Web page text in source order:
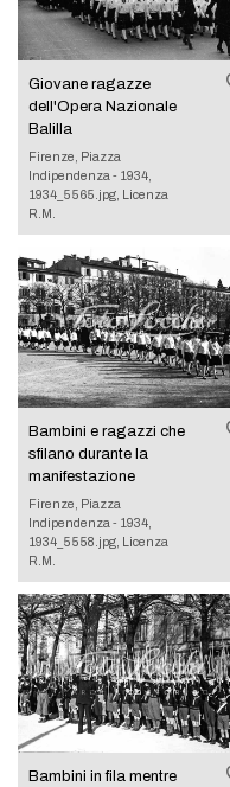
Giovane ragazze
dell'Opera Nazionale
Balilla
Firenze, Piazza
Indipendenza - 1934,
1934_5565.jpg, Licenza
R.M.
Bambini e ragazzi che
sfilano durante la
manifestazione
Firenze, Piazza
Indipendenza - 1934,
1934_5558.jpg, Licenza
R.M.
Bambini in fila mentre